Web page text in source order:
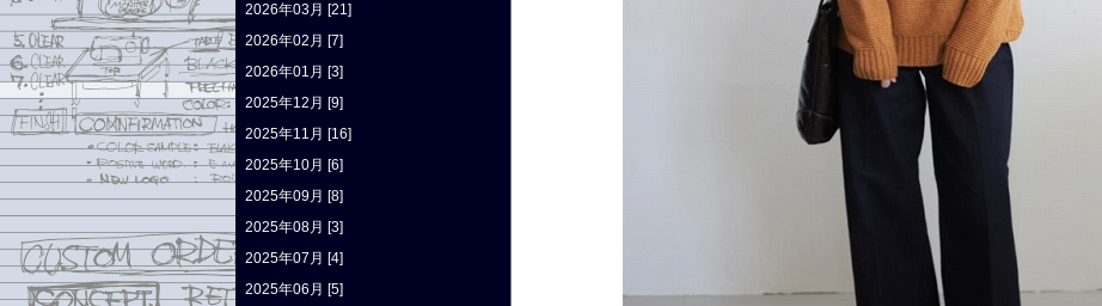
2026年03月 [21]
2026年02月 [7]
2026年01月 [3]
2025年12月 [9]
2025年11月 [16]
2025年10月 [6]
2025年09月 [8]
2025年08月 [3]
2025年07月 [4]
2025年06月 [5]